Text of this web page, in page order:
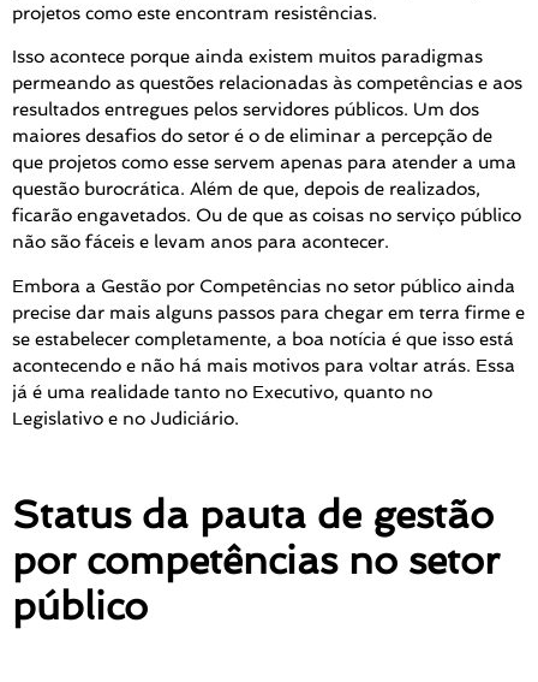
projetos como este encontram resistências.
Isso acontece porque ainda existem muitos paradigmas
permeando as questões relacionadas às competências e aos
resultados entregues pelos servidores públicos. Um dos
maiores desafios do setor é o de eliminar a percepção de
que projetos como esse servem apenas para atender a uma
questão burocrática. Além de que, depois de realizados,
ficarão engavetados. Ou de que as coisas no serviço público
não são fáceis e levam anos para acontecer.
Embora a Gestão por Competências no setor público ainda
precise dar mais alguns passos para chegar em terra firme e
se estabelecer completamente, a boa notícia é que isso está
acontecendo e não há mais motivos para voltar atrás. Essa
já é uma realidade tanto no Executivo, quanto no
Legislativo e no Judiciário.
Status da pauta de gestão
por competências no setor
público